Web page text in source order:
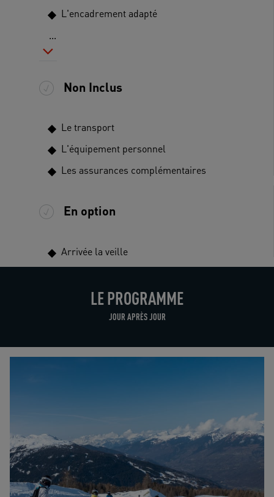
L'encadrement adapté
...
Non Inclus
Le transport
L'équipement personnel
Les assurances complémentaires
En option
Arrivée la veille
LE PROGRAMME
JOUR APRÈS JOUR